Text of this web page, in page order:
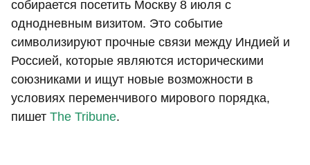
собирается посетить Москву 8 июля с
однодневным визитом. Это событие
символизируют прочные связи между Индией и
Россией, которые являются историческими
союзниками и ищут новые возможности в
условиях переменчивого мирового порядка,
пишет The Tribune.